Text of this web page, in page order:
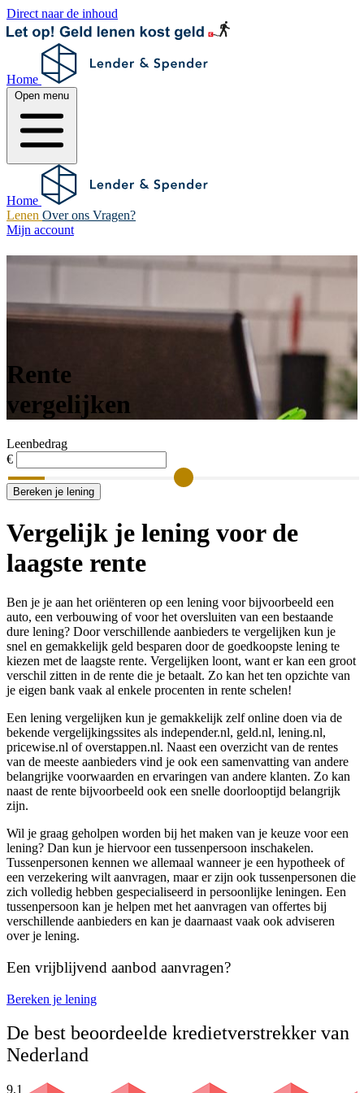
Direct naar de inhoud
Home
Open menu
Home
Lenen Over ons Vragen?
Mijn account
Rente
vergelijken
Leenbedrag
€
Bereken je lening
Vergelijk je lening voor de
laagste rente
Ben je je aan het oriënteren op een lening voor bijvoorbeeld een
auto, een verbouwing of voor het oversluiten van een bestaande
dure lening? Door verschillende aanbieders te vergelijken kun je
snel en gemakkelijk geld besparen door de goedkoopste lening te
kiezen met de laagste rente. Vergelijken loont, want er kan een groot
verschil zitten in de rente die je betaalt. Zo kan het ten opzichte van
je eigen bank vaak al enkele procenten in rente schelen!
Een lening vergelijken kun je gemakkelijk zelf online doen via de
bekende vergelijkingssites als independer.nl, geld.nl, lening.nl,
pricewise.nl of overstappen.nl. Naast een overzicht van de rentes
van de meeste aanbieders vind je ook een samenvatting van andere
belangrijke voorwaarden en ervaringen van andere klanten. Zo kan
naast de rente bijvoorbeeld ook een snelle doorlooptijd belangrijk
zijn.
Wil je graag geholpen worden bij het maken van je keuze voor een
lening? Dan kun je hiervoor een tussenpersoon inschakelen.
Tussenpersonen kennen we allemaal wanneer je een hypotheek of
een verzekering wilt aanvragen, maar er zijn ook tussenpersonen die
zich volledig hebben gespecialiseerd in persoonlijke leningen. Een
tussenpersoon kan je helpen met het aanvragen van offertes bij
verschillende aanbieders en kan je daarnaast vaak ook adviseren
over je lening.
Een vrijblijvend aanbod aanvragen?
Bereken je lening
De best beoordeelde kredietverstrekker van
Nederland
9,1